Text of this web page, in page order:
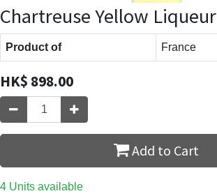
Chartreuse Yellow Liqueur
Product of France
HK$ 898.00
Add to Cart
4 Units available